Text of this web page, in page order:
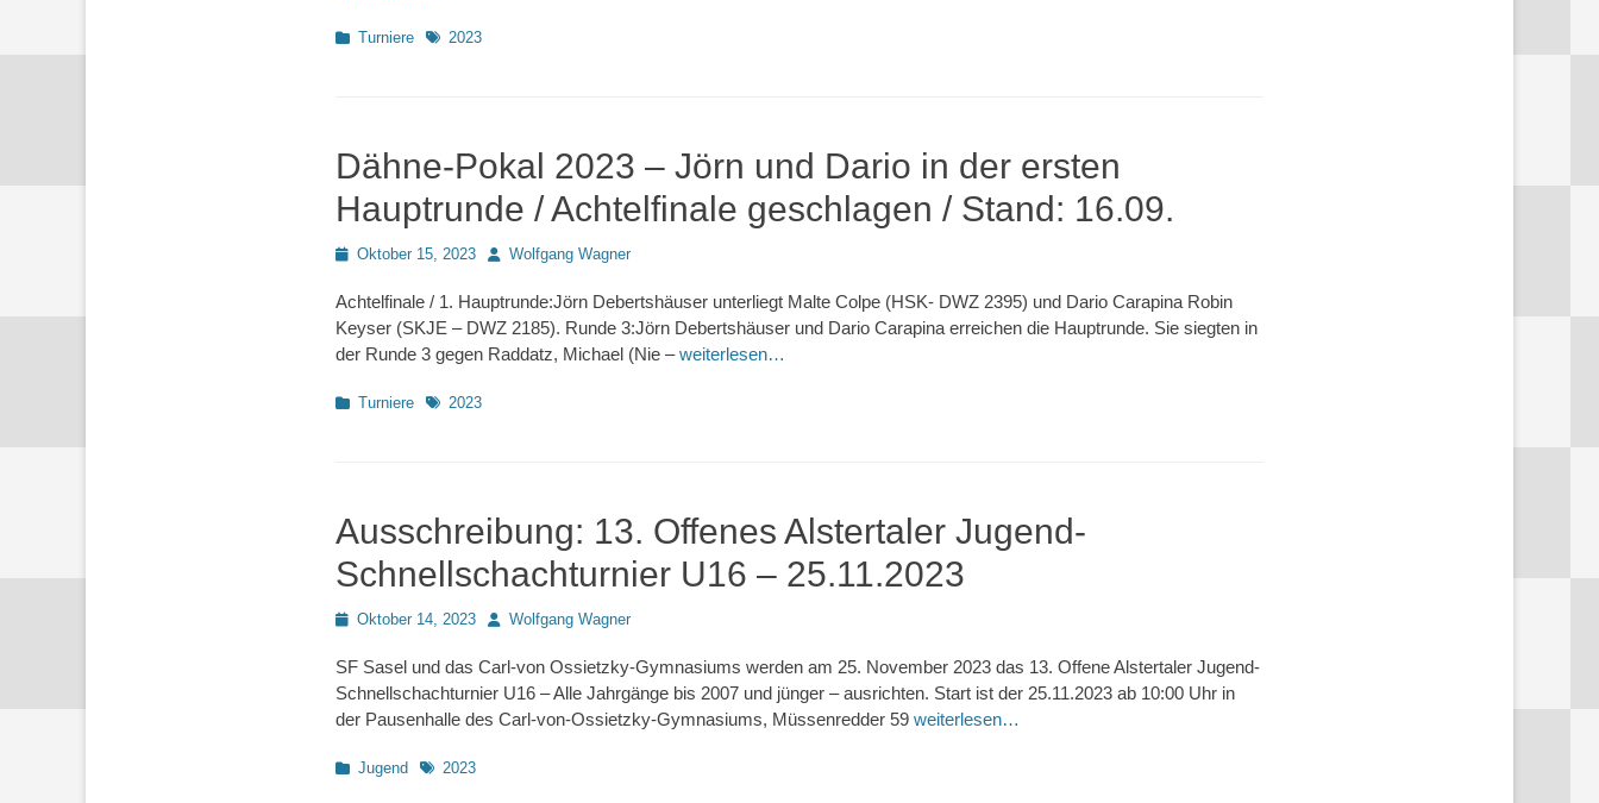
Kategorien
Turniere Schlagworte
2023
Dähne-Pokal 2023 – Jörn und Dario in der ersten
Hauptrunde / Achtelfinale geschlagen / Stand: 16.09.
PostedOktober 15, 2023 AutorWolfgang Wagner
Achtelfinale / 1. Hauptrunde:Jörn Debertshäuser unterliegt Malte Colpe (HSK- DWZ 2395) und Dario Carapina Robin
Keyser (SKJE – DWZ 2185). Runde 3:Jörn Debertshäuser und Dario Carapina erreichen die Hauptrunde. Sie siegten in
der Runde 3 gegen Raddatz, Michael (Nie –weiterlesen…
Kategorien
Turniere Schlagworte
2023
Ausschreibung: 13. Offenes Alstertaler Jugend-
Schnellschachturnier U16 – 25.11.2023
PostedOktober 14, 2023 AutorWolfgang Wagner
SF Sasel und das Carl-von Ossietzky-Gymnasiums werden am 25. November 2023 das 13. Offene Alstertaler Jugend-
Schnellschachturnier U16 – Alle Jahrgänge bis 2007 und jünger – ausrichten. Start ist der 25.11.2023 ab 10:00 Uhr in
der Pausenhalle des Carl-von-Ossietzky-Gymnasiums, Müssenredder 59 weiterlesen…
Kategorien
Jugend Schlagworte
2023